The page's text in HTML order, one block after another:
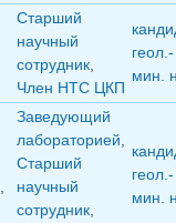
Старший
научный
сотрудник,
Член НТС ЦКП
геол.-
мин.
,
Заведующий
лабораторией,
Старший
научный
сотрудник,
геол.-
мин.